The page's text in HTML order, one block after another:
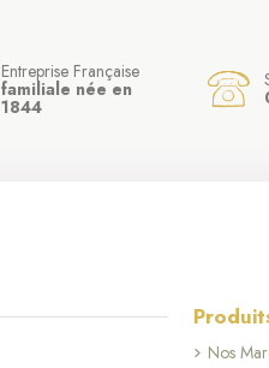
Entreprise Française
familiale née en
1844
Nos